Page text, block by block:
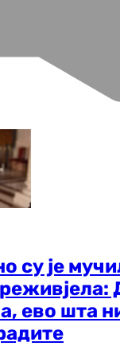
су је
ево шта